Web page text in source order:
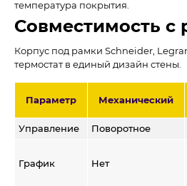
температура покрытия.
Совместимость с
Корпус под рамки Schneider,
термостат в единый дизайн стены.
Параметр Механический
Управление Поворотное
График Нет